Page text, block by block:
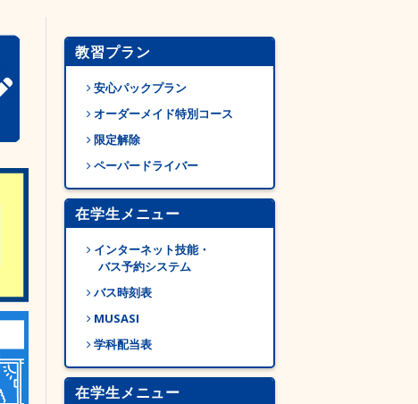
教習プラン
安心パックプラン
オーダーメイド特別コース
限定解除
ペーパードライバー
在学生メニュー
インターネット技能・
バス予約システム
バス時刻表
MUSASI
学科配当表
在学生メニュー